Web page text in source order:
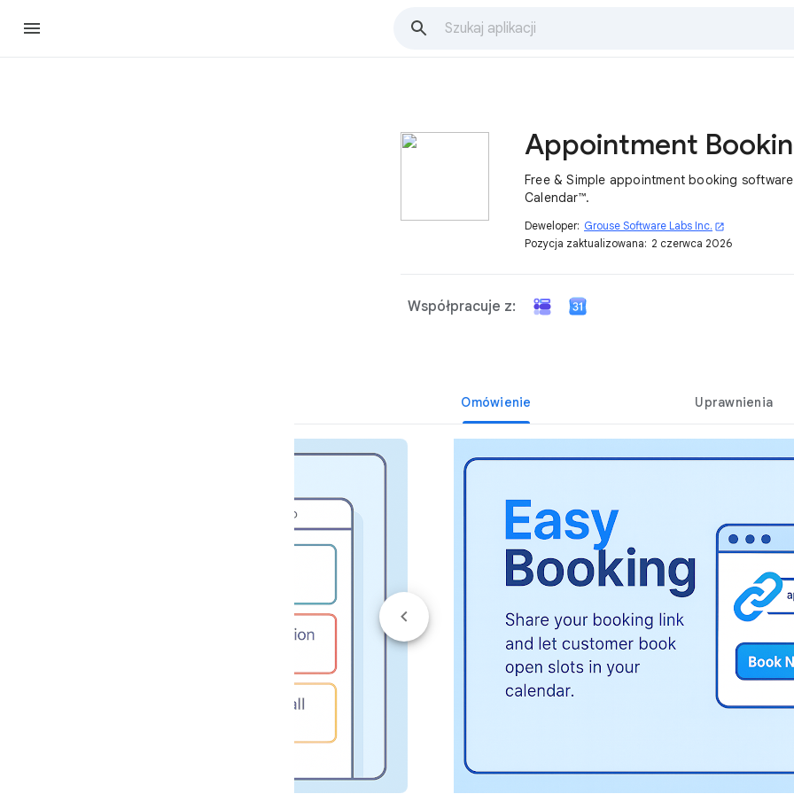
Appointment
Free & Simple appointment booking
Calendar™.
Deweloper: Grouse Software Labs Inc. open_in_new
Pozycja zaktualizowana: 2 czerwca 2026
Współpracuje z:
Omówienie Uprawnienia